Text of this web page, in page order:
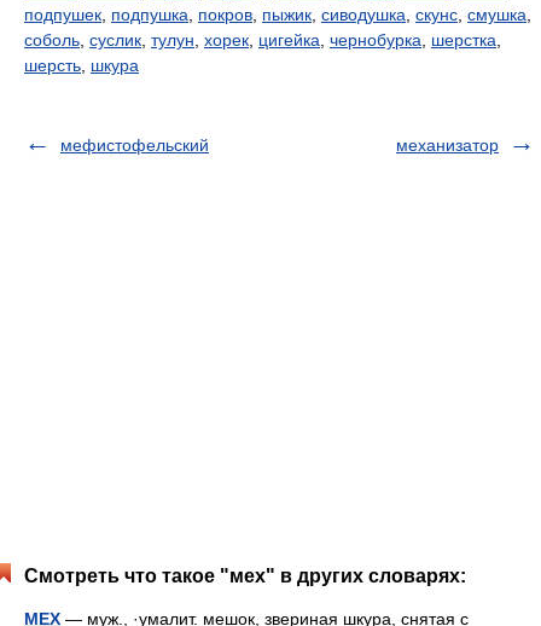
подпушек подпушка покров пыжик сиводушка скунс смушка
соболь суслик тулун хорек цигейка чернобурка шерстка
шерсть шкура
мефистофельский механизатор
Смотреть что такое "мех" в других словарях:
МЕХ — муж., ·умалит. мешок, звериная шкура, снятая с